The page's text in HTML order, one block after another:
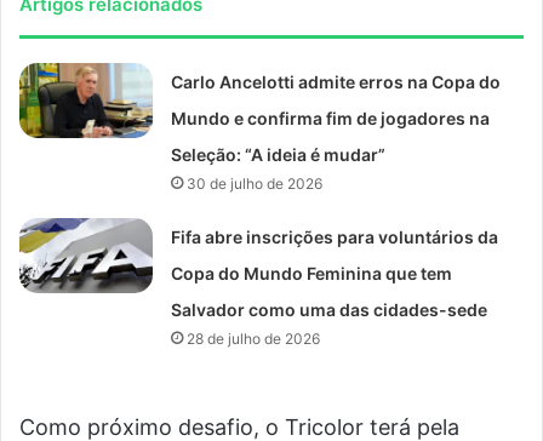
Carlo Ancelotti admite erros na Copa do
Mundo e confirma fim de jogadores na
Seleção: “A ideia é mudar”
30 de julho de 2026
Fifa abre inscrições para voluntários da
Copa do Mundo Feminina que tem
Salvador como uma das cidades-sede
28 de julho de 2026
Como próximo desafio, o Tricolor terá pela